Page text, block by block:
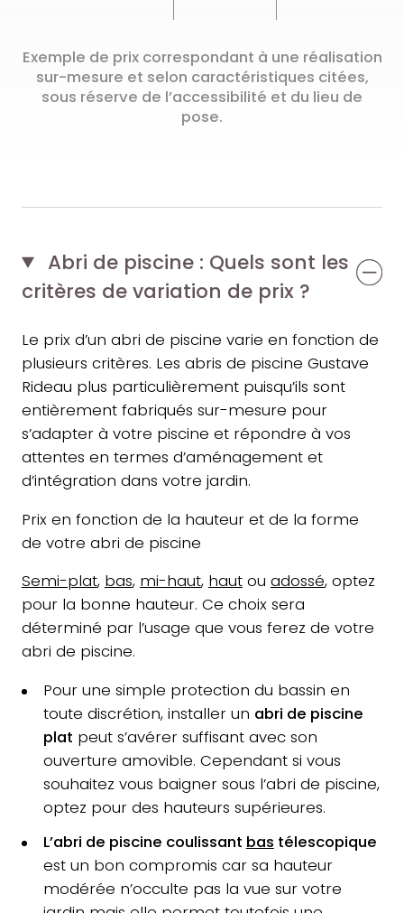
Exemple de prix correspondant à une réalisation
sur-mesure et selon caractéristiques citées,
sous réserve de l’accessibilité et du lieu de
pose.
Abri de piscine : Quels sont les
critères de variation de prix ?
Le prix d’un abri de piscine varie en fonction de
plusieurs critères. Les abris de piscine Gustave
Rideau plus particulièrement puisqu’ils sont
entièrement fabriqués sur-mesure pour
s’adapter à votre piscine et répondre à vos
attentes en termes d’aménagement et
d’intégration dans votre jardin.
Prix en fonction de la hauteur et de la forme
de votre abri de piscine
Semi-plat, bas, mi-haut, hautou adossé, optez
pour la bonne hauteur. Ce choix sera
déterminé par l’usage que vous ferez de votre
abri de piscine.
Pour une simple protection du bassin en
toute discrétion, installer un abri de piscine
plat peut s’avérer suffisant avec son
ouverture amovible. Cependant si vous
souhaitez vous baigner sous l’abri de piscine,
optez pour des hauteurs supérieures.
L’abri de piscine coulissant bas télescopique
est un bon compromis car sa hauteur
modérée n’occulte pas la vue sur votre